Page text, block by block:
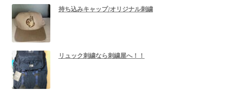
持ち込みキャップ/オリジナル刺繍
リュック刺繍なら刺繍屋へ！！